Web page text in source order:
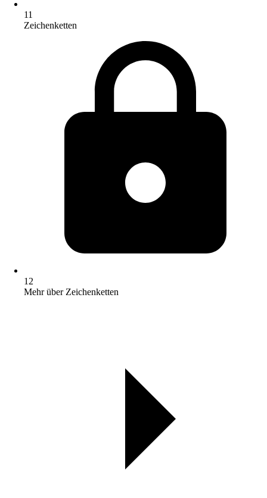
11
Zeichenketten
12
Mehr über Zeichenketten